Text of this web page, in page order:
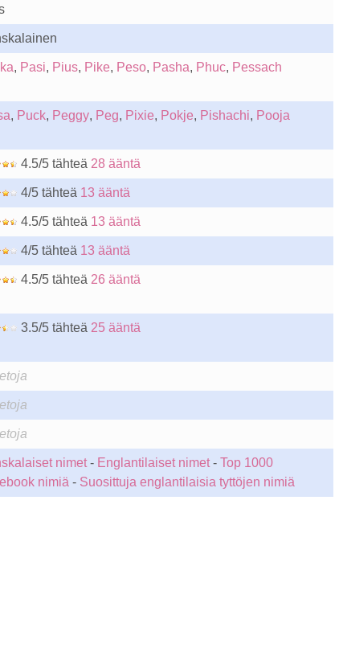
, Pasi, Pius, Pike, Peso, Pasha, Phuc, Pessach
, Puck, Peggy, Peg, Pixie, Pokje, Pishachi, Pooja
4.5/5 tähteä 28 ääntä
4/5 tähteä 13 ääntä
4.5/5 tähteä 13 ääntä
4/5 tähteä 13 ääntä
4.5/5 tähteä 26 ääntä
3.5/5 tähteä 25 ääntä
nimet- Englantilaiset nimet- Top 1000
nimiä - Suosittuja englantilaisia tyttöjen nimiä